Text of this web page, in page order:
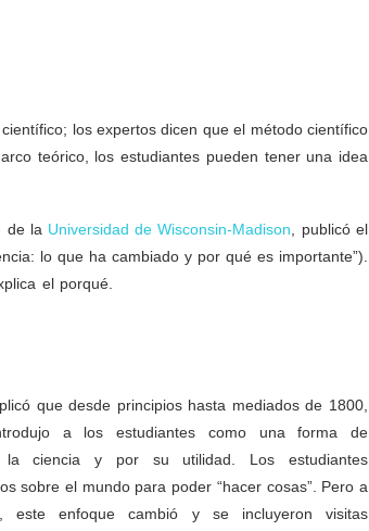
los expertos dicen que el método científico
teórico, los estudiantes pueden tener una idea
de la Universidad de Wisconsin-Madison, publicó el
lo que ha cambiado y por qué es importante”).
el porqué.
que desde principios hasta mediados de 1800,
a los estudiantes como una forma de
la ciencia y por su utilidad. Los estudiantes
sobre el mundo para poder “hacer cosas”. Pero a
este enfoque cambió y se incluyeron visitas